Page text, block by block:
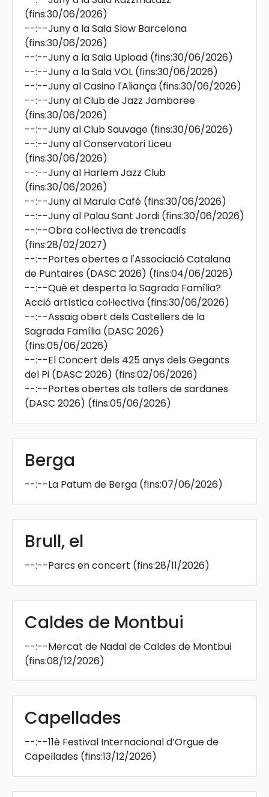
(fins:30/06/2026)
--:--Juny a la Sala Slow Barcelona
(fins:30/06/2026)
--:--Juny a la Sala Upload (fins:30/06/2026)
--:--Juny a la Sala VOL (fins:30/06/2026)
--:--Juny al Casino l'Aliança (fins:30/06/2026)
--:--Juny al Club de Jazz Jamboree
(fins:30/06/2026)
--:--Juny al Club Sauvage (fins:30/06/2026)
--:--Juny al Conservatori Liceu
(fins:30/06/2026)
--:--Juny al Harlem Jazz Club
(fins:30/06/2026)
--:--Juny al Marula Café (fins:30/06/2026)
--:--Juny al Palau Sant Jordi (fins:30/06/2026)
--:--Obra col·lectiva de trencadís
(fins:28/02/2027)
--:--Portes obertes a l'Associació Catalana
de Puntaires (DASC 2026) (fins:04/06/2026)
--:--Què et desperta la Sagrada Família?
Acció artística col·lectiva (fins:30/06/2026)
--:--Assaig obert dels Castellers de la
Sagrada Família (DASC 2026)
(fins:05/06/2026)
--:--El Concert dels 425 anys dels Gegants
del Pi (DASC 2026) (fins:02/06/2026)
--:--Portes obertes als tallers de sardanes
(DASC 2026) (fins:05/06/2026)
Berga
--:--La Patum de Berga (fins:07/06/2026)
Brull, el
--:--Parcs en concert (fins:28/11/2026)
Caldes de Montbui
--:--Mercat de Nadal de Caldes de Montbui
(fins:08/12/2026)
Capellades
--:--11è Festival Internacional d’Orgue de
Capellades (fins:13/12/2026)